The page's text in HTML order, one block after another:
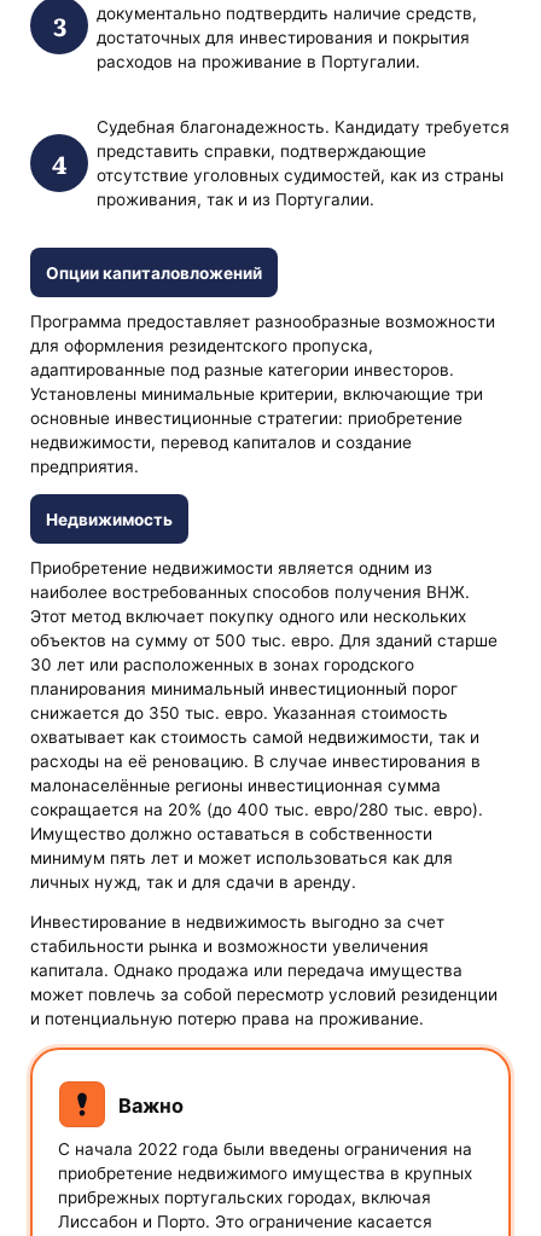
документально подтвердить наличие средств,
достаточных для инвестирования и покрытия
расходов на проживание в Португалии.
Судебная благонадежность. Кандидату требуется
представить справки, подтверждающие
отсутствие уголовных судимостей, как из страны
проживания, так и из Португалии.
Опции капиталовложений
Программа предоставляет разнообразные возможности
для оформления резидентского пропуска,
адаптированные под разные категории инвесторов.
Установлены минимальные критерии, включающие три
основные инвестиционные стратегии: приобретение
недвижимости, перевод капиталов и создание
предприятия.
Недвижимость
Приобретение недвижимости является одним из
наиболее востребованных способов получения ВНЖ.
Этот метод включает покупку одного или нескольких
объектов на сумму от 500 тыс. евро. Для зданий старше
30 лет или расположенных в зонах городского
планирования минимальный инвестиционный порог
снижается до 350 тыс. евро. Указанная стоимость
охватывает как стоимость самой недвижимости, так и
расходы на её реновацию. В случае инвестирования в
малонаселённые регионы инвестиционная сумма
сокращается на 20% (до 400 тыс. евро/280 тыс. евро).
Имущество должно оставаться в собственности
минимум пять лет и может использоваться как для
личных нужд, так и для сдачи в аренду.
Инвестирование в недвижимость выгодно за счет
стабильности рынка и возможности увеличения
капитала. Однако продажа или передача имущества
может повлечь за собой пересмотр условий резиденции
и потенциальную потерю права на проживание.
Важно
С начала 2022 года были введены ограничения на
приобретение недвижимого имущества в крупных
прибрежных португальских городах, включая
Лиссабон и Порто. Это ограничение касается